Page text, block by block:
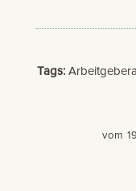
Tags:
vom